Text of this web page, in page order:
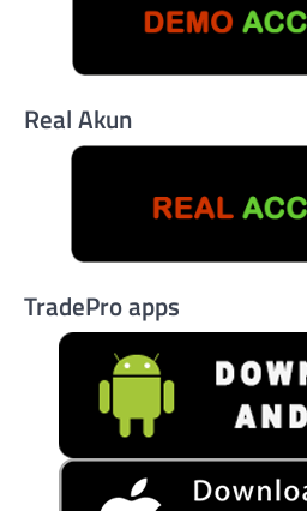
Real Akun
TradePro apps